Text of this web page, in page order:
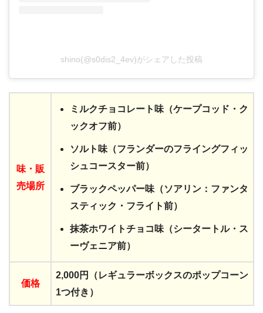
shino(@s0dis2_4ev)がシェアした投稿
味・ 販
売場所
ミルクチョコレート味（ケープコッド・ク
ックオフ前）
ソルト味（フランダーのフライングフィッ
シュコースター前）
ブラックペッパー味（ソアリン：ファンタ
スティック・フライト前）
抹茶ホワイトチョコ味（シータートル・ス
ーヴェニア前）
価格
2,000円（レギュラーボックスのポップコーン
1つ付き）